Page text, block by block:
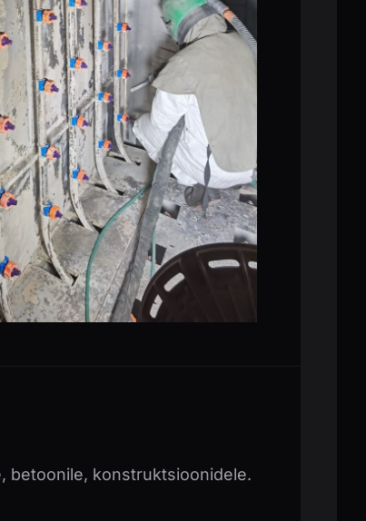
betoonile, konstruktsioonidele.